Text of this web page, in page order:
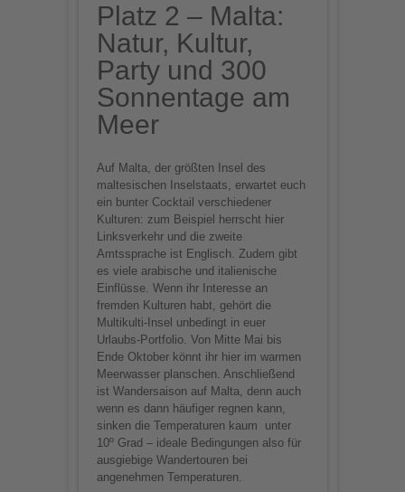
Platz 2 – Malta:
Natur, Kultur,
Party und 300
Sonnentage am
Meer
Auf Malta, der größten Insel des
maltesischen Inselstaats, erwartet euch
ein bunter Cocktail verschiedener
Kulturen: zum Beispiel herrscht hier
Linksverkehr und die zweite
Amtssprache ist Englisch. Zudem gibt
es viele arabische und italienische
Einflüsse. Wenn ihr Interesse an
fremden Kulturen habt, gehört die
Multikulti-Insel unbedingt in euer
Urlaubs-Portfolio. Von Mitte Mai bis
Ende Oktober könnt ihr hier im warmen
Meerwasser planschen. Anschließend
ist Wandersaison auf Malta, denn auch
wenn es dann häufiger regnen kann,
sinken die Temperaturen kaum unter
10º Grad – ideale Bedingungen also für
ausgiebige Wandertouren bei
angenehmen Temperaturen.